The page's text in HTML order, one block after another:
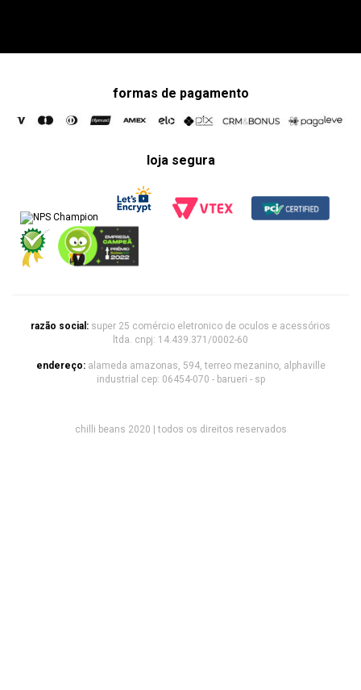
formas de pagamento
loja segura
razão social: super 25 comércio eletronico de oculos e acessórios
ltda. cnpj: 14.439.371/0002-60
endereço: alameda amazonas, 594, terreo mezanino, alphaville
industrial cep: 06454-070 - barueri - sp
chilli beans 2020 | todos os direitos reservados